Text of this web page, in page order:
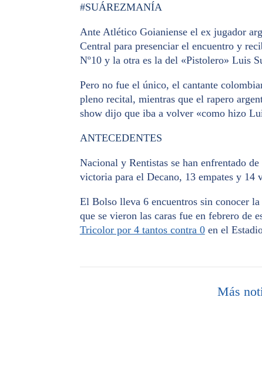
#SUÁREZMANÍA
Ante Atlético Goianiense el ex jugador
Central para presenciar el encuentro y
Nº10 y la otra es la del «Pistolero» Luis
Pero no fue el único, el cantante
pleno recital, mientras que el rapero
show dijo que iba a volver «como hizo
ANTECEDENTES
Nacional y Rentistas se han enfrentado
victoria para el Decano, 13 empates y 14
El Bolso lleva 6 encuentros sin conocer
que se vieron las caras fue en febrero de
Tricolor por 4 tantos contra 0en el
Más